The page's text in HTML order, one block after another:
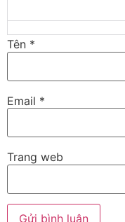
Tên *
Email *
Trang web